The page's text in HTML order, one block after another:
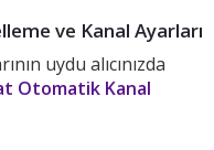
ve Kanal Ayarları
uydu alıcınızda
Otomatik Kanal